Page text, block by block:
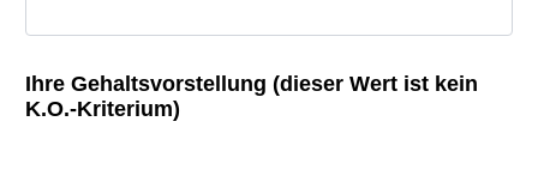
Ihre Gehaltsvorstellung (dieser Wert ist kein
K.O.-Kriterium)